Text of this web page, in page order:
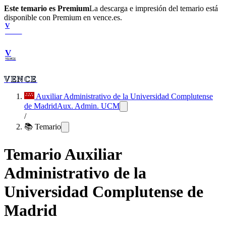
Este temario es PremiumLa descarga e impresión del temario está
disponible con Premium en vence.es.
V
V
VENCE
VENCE
Auxiliar Administrativo de la Universidad Complutense
de MadridAux. Admin. UCM
/
📚 Temario
TemarioAuxiliar
Administrativo de la
Universidad Complutense de
Madrid